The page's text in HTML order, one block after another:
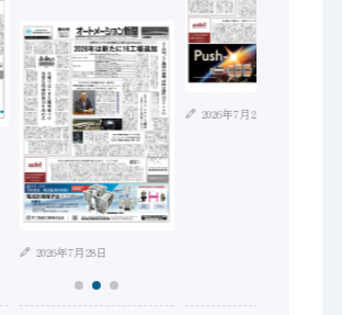
2026年7月28日
2026年7月21日